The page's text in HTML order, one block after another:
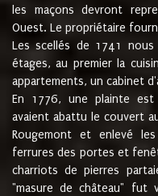
les maçons devront
Ouest. Le propriétaire
Les scellés de 1741
étages, au premier la
appartements, un cabinet
En 1776, une plainte
avaient abattu le couvert
Rougemont et enlevé
ferrures des portes et
charriots de pierres
"masure de château" fut